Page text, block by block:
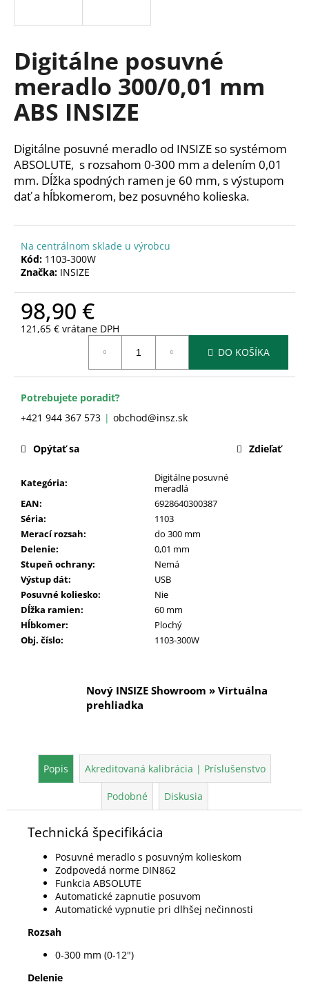
Digitálne posuvné
meradlo 300/0,01 mm
ABS INSIZE
Digitálne posuvné meradlo od INSIZE so systémom
ABSOLUTE, s rozsahom 0-300 mm a delením 0,01
mm. Dĺžka spodných ramen je 60 mm, s výstupom
dať a hĺbkomerom, bez posuvného kolieska.
Na centrálnom sklade u výrobcu
Kód: 1103-300W
Značka: INSIZE
98,90 €
121,65 € vrátane DPH
DO KOŠÍKA
Potrebujete poradiť?
+421 944 367 573
obchod@insz.sk
Kategória:
Digitálne posuvné
meradlá
EAN:
6928640300387
Séria:
1103
Merací rozsah:
do 300 mm
Delenie:
0,01 mm
Stupeň ochrany:
Nemá
Výstup dát:
USB
Posuvné koliesko:
Nie
Dĺžka ramien:
60 mm
Hĺbkomer:
Plochý
Obj. číslo: 1103-300W
Opýtať sa Zdieľať
Nový INSIZE Showroom » Virtuálna
prehliadka
Popis Akreditovaná kalibrácia | Príslušenstvo
Podobné Diskusia
Technická špecifikácia
Posuvné meradlo s posuvným kolieskom
Zodpovedá norme DIN862
Funkcia ABSOLUTE
Automatické zapnutie posuvom
Automatické vypnutie pri dlhšej nečinnosti
Rozsah
0-300 mm (0-12")
Delenie
s
ť
?
HĽADAŤ
O
p
o
ú
a